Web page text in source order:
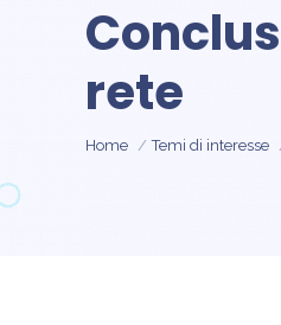
rete
Tu sei qui:
Home Temi di interesse